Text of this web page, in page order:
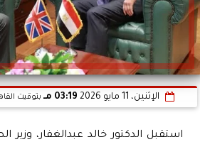
الإثنين، 11 مايو 2026 03:19 مـ بتوقيت
استقبل الدكتور خالد عبدالغفار،